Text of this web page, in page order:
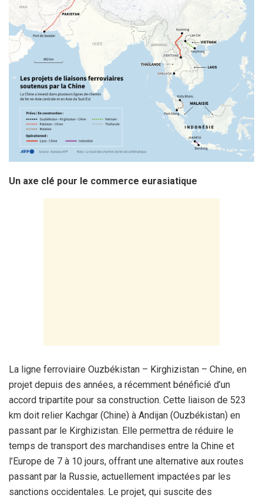
Un axe clé pour le commerce eurasiatique
La ligne ferroviaire Ouzbékistan – Kirghizistan – Chine, en
projet depuis des années, a récemment bénéficié d’un
accord tripartite pour sa construction. Cette liaison de 523
km doit relier Kachgar (Chine) à Andijan (Ouzbékistan) en
passant par le Kirghizistan. Elle permettra de réduire le
temps de transport des marchandises entre la Chine et
l’Europe de 7 à 10 jours, offrant une alternative aux routes
passant par la Russie, actuellement impactées par les
sanctions occidentales. Le projet, qui suscite des